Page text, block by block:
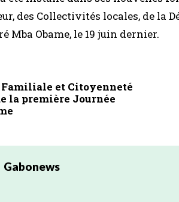
des Collectivités locales, de la
Mba Obame, le 19 juin dernier.
Familiale et Citoyenneté
la première Journée
Gabonews